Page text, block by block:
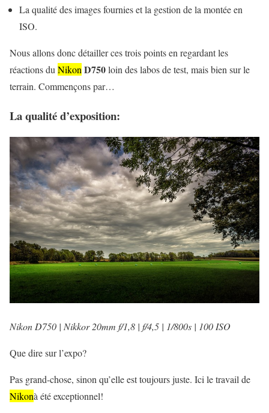
La qualité des images fournies et la gestion de la montée en
ISO.
Nous allons donc détailler ces trois points en regardant les
réactions duNikonD750loin des labos de test, mais bien sur le
terrain. Commençons par…
La qualité d’exposition:
Nikon D750 | Nikkor 20mm f/1,8 | f/4,5 | 1/800s | 100 ISO
Que dire sur l’expo?
Pas grand-chose, sinon qu’elle est toujours juste. Ici le travail de
Nikonà été exceptionnel!